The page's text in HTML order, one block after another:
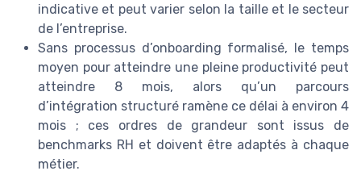
indicative et peut varier selon la taille et le secteur
de l’entreprise.
Sans processus d’onboarding formalisé, le temps
moyen pour atteindre une pleine productivité peut
atteindre 8 mois, alors qu’un parcours
d’intégration structuré ramène ce délai à environ 4
mois ; ces ordres de grandeur sont issus de
benchmarks RH et doivent être adaptés à chaque
métier.